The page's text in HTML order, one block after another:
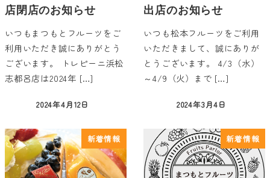
店閉店のお知らせ
いつもまつもとフルーツをご
利用いただき誠にありがとう
ございます。 トレピーニ浜松
志都呂店は2024年 […]
投稿日
2024年4月12日
出店のお知らせ
いつも松本フルーツをご利用
いただきまして、誠にありが
とうございます。 4/3（水）
～4/9（火）まで […]
投稿日
2024年3月4日
新着情報 新着情報